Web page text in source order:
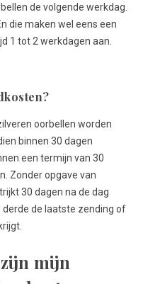
de volgende werkdag.
die maken wel eens een
1 tot 2 werkdagen aan.
oorbellen worden
binnen 30 dagen
een termijn van 30
Zonder opgave van
30 dagen na de dag
de laatste zending of
mijn